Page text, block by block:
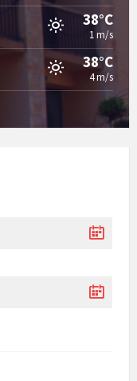
38°C
1 m/s
38°C
4 m/s